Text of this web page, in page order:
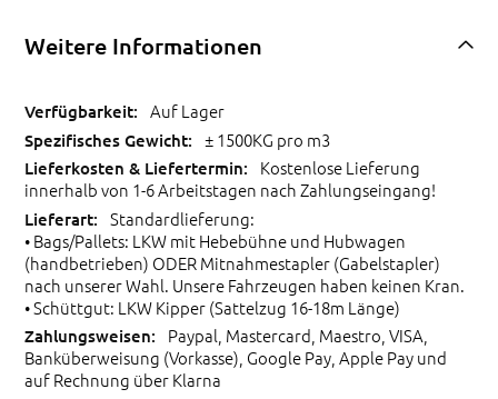
Weitere Informationen
Auf Lager
± 1500KG pro m3
Kostenlose Lieferung
innerhalb von 1-6 Arbeitstagen nach Zahlungseingang!
Standardlieferung:
• Bags/Pallets: LKW mit Hebebühne und Hubwagen
(handbetrieben) ODER Mitnahmestapler (Gabelstapler)
nach unserer Wahl. Unsere Fahrzeugen haben keinen Kran.
• Schüttgut: LKW Kipper (Sattelzug 16-18m Länge)
Paypal, Mastercard, Maestro, VISA,
Banküberweisung (Vorkasse), Google Pay, Apple Pay und
auf Rechnung über Klarna